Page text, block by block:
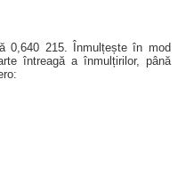
0,640 215. Înmulțește în mod
întreagă a înmulțirilor, până